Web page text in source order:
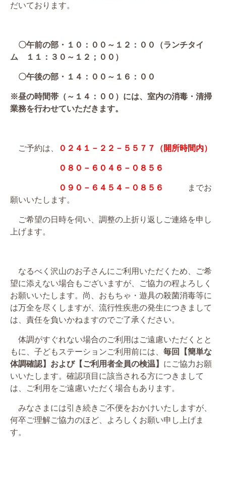
だいております。
〇午前の部・１０：００～１２：００（ランチタイ
ム １１：３０～１２；００）
〇午後の部・１４：００～１６：００
※昼の時間帯（～１４：００）には、室内の消毒・清掃
業務を行わせていただきます。
ご予約は、 ０２４１－２２－５５７７（開所時間内）
０８０－６０４６－０８５６
０９０－６４５４－０８５６
までお
願いいたします。
ご希望の日時を伺い、調整の上折り返しご連絡を申し
上げます。
なるべく沢山のお子さんにご利用いただくため、ご希
望に添えない場合もございますが、ご協力の程よろしく
お願いいたします。尚、おもちゃ・遊具の殺菌消毒等に
は万全を尽くしますが、流行性疾患の発生につきまして
は、責任を負いかねますのでご了承ください。
体調がすぐれない場合のご利用はご遠慮いただくとと
もに、子どもステーションご利用前には、 毎回【簡単な
体調確認】および【ご利用者全員の検温】 にご協力お願
いいたします。確認項目に該当される方につきまして
は、ご利用をご遠慮いただく場合もあります。
みなさまには引き続きご不便をおかけいたしますが、
何卒ご理解ご協力のほど、よろしくお願い申し上げま
す。